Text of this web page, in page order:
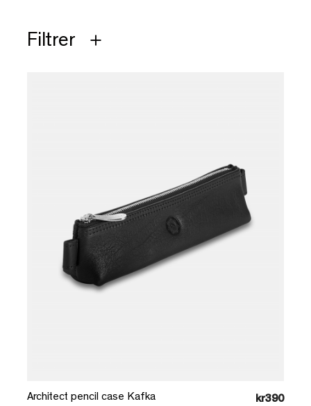
Filtrer
Architect pencil case Kafka kr390